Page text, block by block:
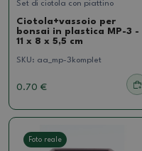
Set di ciotola con piattino
Ciotola+vassoio per
bonsai in plastica MP-3 -
11 x 8 x 5,5 cm
SKU: aa_mp-3komplet
0.70 €
Foto reale